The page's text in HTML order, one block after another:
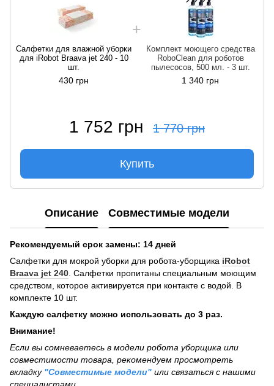
Салфетки для влажной уборки
для iRobot Braava jet 240 - 10
шт.
430 грн
Комплект моющего средства
RoboClean для роботов
пылесосов, 500 мл. - 3 шт.
1 340 грн
1 752 грн 1 770 грн
Купить
Описание Совместимые модели
Рекомендуемый срок замены: 14 дней
Салфетки для мокрой уборки для робота-уборщика iRobot
Braava jet 240 . Салфетки пропитаны специальным моющим
средством, которое активируется при контакте с водой. В
комплекте 10 шт.
Каждую салфетку можно использовать до 3 раз.
Внимание!
Если вы сомневаетесь в модели робота уборщика или
совместимости товара, рекомендуем просмотреть
вкладку "Совместимые модели" или связаться с нашими
специалистами.